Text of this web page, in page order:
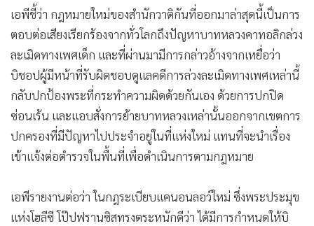
เอพีชี้ว่า กฎหมายใหม่ของสำนักวาติกันที่ออกมาล่าสุดนี้เป็นการ
ตอบต่อเสียงเรียกร้องจากทั่วโลกถึงปัญหาบาทหลวงคาทอลิกล่วง
ละเมิดทางเพศเด็ก และที่ผ่านมามีการกล่าวอ้างจากเหยื่อว่า
บิชอปผู้มีหน้าที่รับผิดชอบดูแลคดีการล่วงละเมิดทางเพศเหล่านี้
กลับปกป้องพระที่กระทำความผิดด้วยกันเอง ด้วยการปกปิด
ซ่อนเร้น และแอบสั่งการย้ายบาทหลวงเหล่านั้นออกจากเขตการ
ปกครองที่มีปัญหาไปประจำอยู่ในที่แห่งใหม่ แทนที่จะนำเรื่อง
เข้าแจ้งต่อตำรวจในพื้นที่เพื่อดำเนินการตามกฎหมาย
เอพีรายงานต่อว่า ในกฎระเบียบแคนอนลอว์ใหม่ ซึ่งพระประมุข
แห่งโฮลีซี โป๊ปฟรานซิสทรงตระหนักดีว่า ได้มีการกำหนดให้บิ